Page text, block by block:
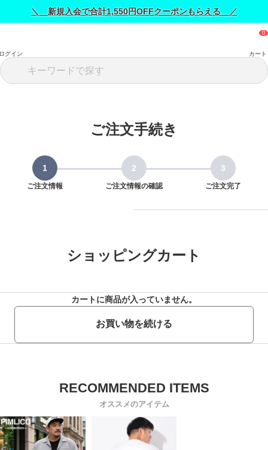
＼ 新規入会で合計1,550円OFFクーポンもらえる ／
グイン カート
ご注文手続き
ご注文情報 ご注文情報の確認 ご注文完了
ショッピングカート
カートに商品が入っていません。
お買い物を続ける
オススメのアイテム